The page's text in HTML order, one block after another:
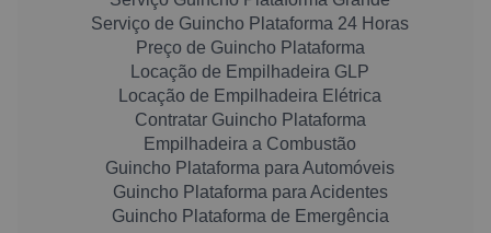
Serviço de Guincho Plataforma 24 Horas
Preço de Guincho Plataforma
Locação de Empilhadeira GLP
Locação de Empilhadeira Elétrica
Contratar Guincho Plataforma
Empilhadeira a Combustão
Guincho Plataforma para Automóveis
Guincho Plataforma para Acidentes
Guincho Plataforma de Emergência